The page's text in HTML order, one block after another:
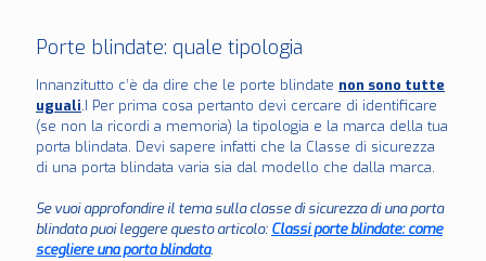
Porte blindate: quale tipologia
Innanzitutto c’è da dire che le porte blindate non sono tutte
uguali.I Per prima cosa pertanto devi cercare di identificare
(se non la ricordi a memoria) la tipologia e la marca della tua
porta blindata. Devi sapere infatti che la Classe di sicurezza
di una porta blindata varia sia dal modello che dalla marca.
Se vuoi approfondire il tema sulla classe di sicurezza di una porta
blindata puoi leggere questo articolo: Classi porte blindate: come
scegliere una porta blindata.